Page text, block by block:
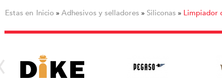
Estas en Inicio » Adhesivos y selladores » Siliconas » Limpiador